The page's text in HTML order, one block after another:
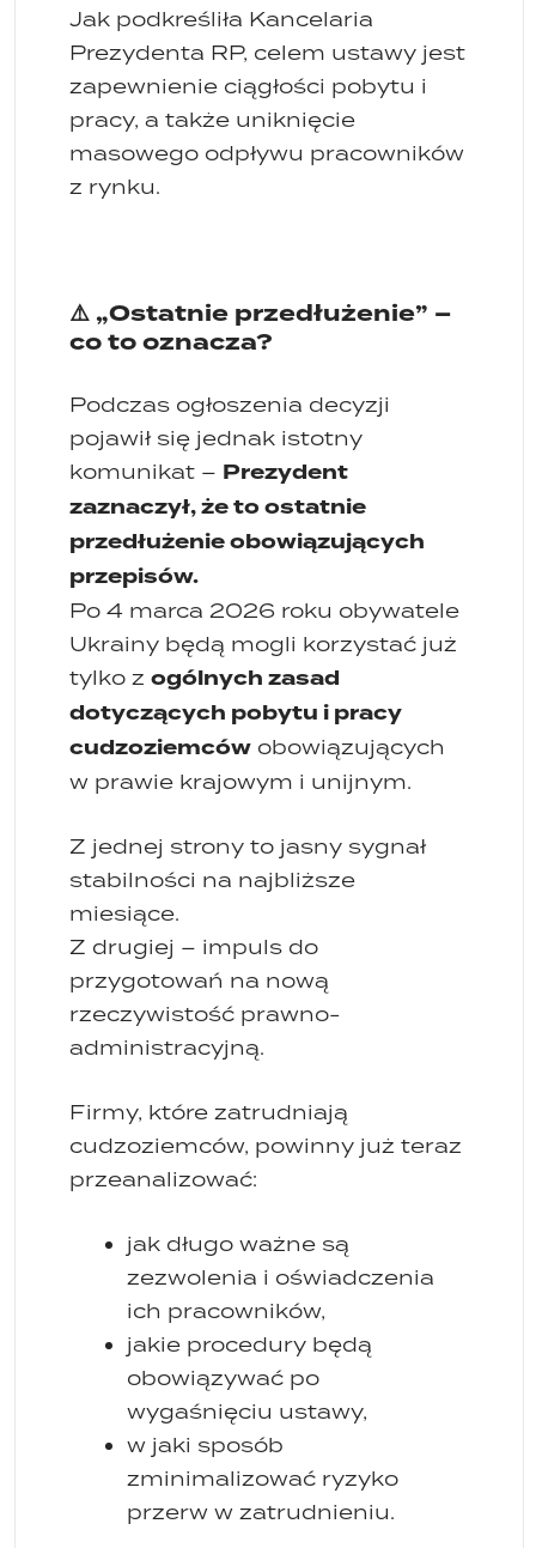
Jak podkreśliła Kancelaria
Prezydenta RP, celem ustawy jest
zapewnienie ciągłości pobytu i
pracy, a także uniknięcie
masowego odpływu pracowników
z rynku.
⚠️ „Ostatnie przedłużenie” –
co to oznacza?
Podczas ogłoszenia decyzji
pojawił się jednak istotny
komunikat – Prezydent
zaznaczył, że to ostatnie
przedłużenie obowiązujących
przepisów.
Po 4 marca 2026 roku obywatele
Ukrainy będą mogli korzystać już
tylko z ogólnych zasad
dotyczących pobytu i pracy
cudzoziemców obowiązujących
w prawie krajowym i unijnym.
Z jednej strony to jasny sygnał
stabilności na najbliższe
miesiące.
Z drugiej – impuls do
przygotowań na nową
rzeczywistość prawno-
administracyjną.
Firmy, które zatrudniają
cudzoziemców, powinny już teraz
przeanalizować:
jak długo ważne są
zezwolenia i oświadczenia
ich pracowników,
jakie procedury będą
obowiązywać po
wygaśnięciu ustawy,
w jaki sposób
zminimalizować ryzyko
przerw w zatrudnieniu.